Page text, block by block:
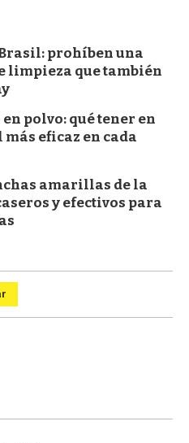
prohíben una
limpieza que también
polvo: qué tener en
eficaz en cada
amarillas de la
y efectivos para